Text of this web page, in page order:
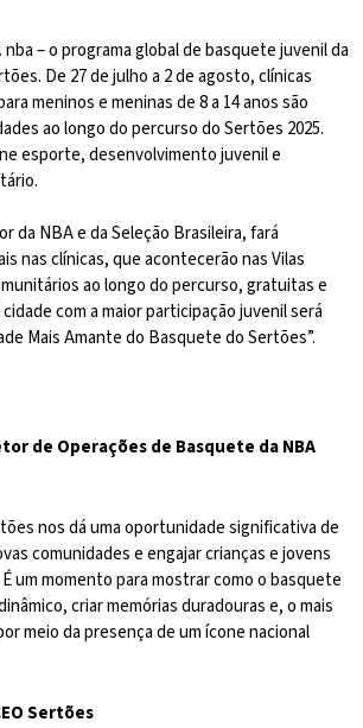
nba – o programa global de basquete juvenil da
De 27 de julho a 2 de agosto, clínicas
meninos e meninas de 8 a 14 anos são
ao longo do percurso do Sertões 2025.
esporte, desenvolvimento juvenil e
da NBA e da Seleção Brasileira, fará
nas clínicas, que acontecerão nas Vilas
ao longo do percurso, gratuitas e
com a maior participação juvenil será
Mais Amante do Basquete do Sertões”.
de Operações de Basquete da NBA
nos dá uma oportunidade significativa de
comunidades e engajar crianças e jovens
um momento para mostrar como o basquete
criar memórias duradouras e, o mais
meio da presença de um ícone nacional
Sertões